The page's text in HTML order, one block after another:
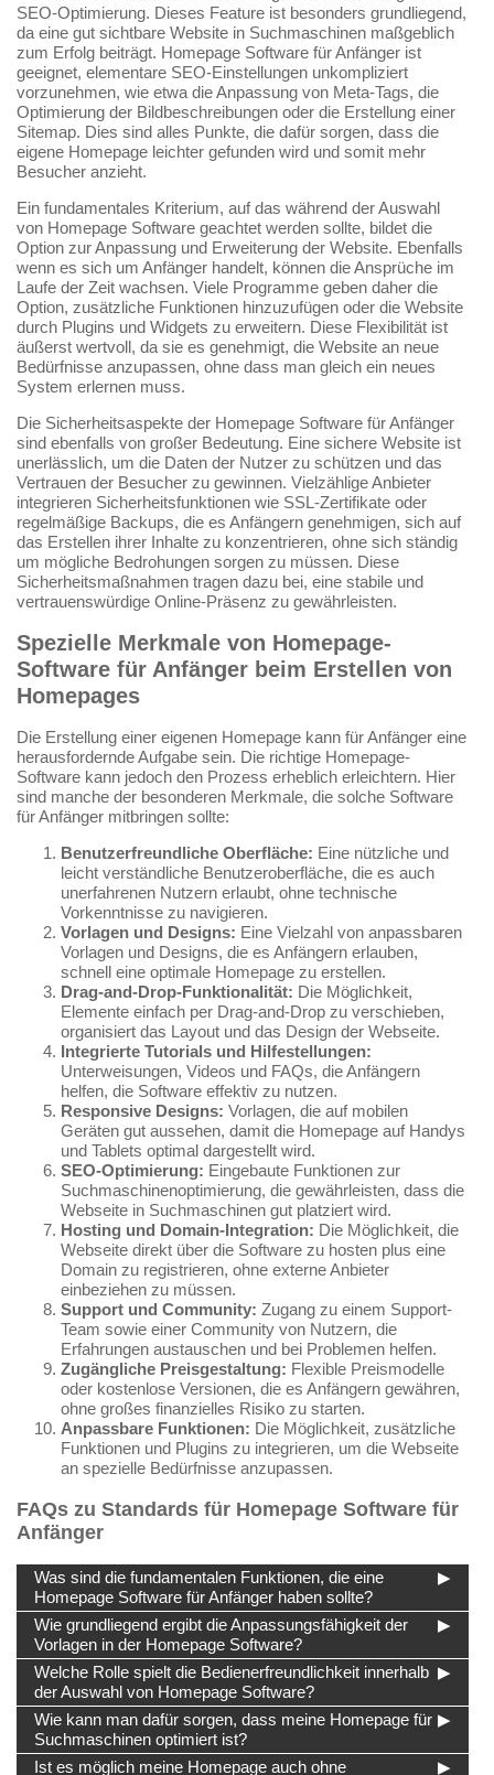
SEO-Optimierung. Dieses Feature ist besonders grundliegend,
da eine gut sichtbare Website in Suchmaschinen maßgeblich
zum Erfolg beiträgt. Homepage Software für Anfänger ist
geeignet, elementare SEO-Einstellungen unkompliziert
vorzunehmen, wie etwa die Anpassung von Meta-Tags, die
Optimierung der Bildbeschreibungen oder die Erstellung einer
Sitemap. Dies sind alles Punkte, die dafür sorgen, dass die
eigene Homepage leichter gefunden wird und somit mehr
Besucher anzieht.
Ein fundamentales Kriterium, auf das während der Auswahl
von Homepage Software geachtet werden sollte, bildet die
Option zur Anpassung und Erweiterung der Website. Ebenfalls
wenn es sich um Anfänger handelt, können die Ansprüche im
Laufe der Zeit wachsen. Viele Programme geben daher die
Option, zusätzliche Funktionen hinzuzufügen oder die Website
durch Plugins und Widgets zu erweitern. Diese Flexibilität ist
äußerst wertvoll, da sie es genehmigt, die Website an neue
Bedürfnisse anzupassen, ohne dass man gleich ein neues
System erlernen muss.
Die Sicherheitsaspekte der Homepage Software für Anfänger
sind ebenfalls von großer Bedeutung. Eine sichere Website ist
unerlässlich, um die Daten der Nutzer zu schützen und das
Vertrauen der Besucher zu gewinnen. Vielzählige Anbieter
integrieren Sicherheitsfunktionen wie SSL-Zertifikate oder
regelmäßige Backups, die es Anfängern genehmigen, sich auf
das Erstellen ihrer Inhalte zu konzentrieren, ohne sich ständig
um mögliche Bedrohungen sorgen zu müssen. Diese
Sicherheitsmaßnahmen tragen dazu bei, eine stabile und
vertrauenswürdige Online-Präsenz zu gewährleisten.
Spezielle Merkmale von Homepage-
Software für Anfänger beim Erstellen von
Homepages
Die Erstellung einer eigenen Homepage kann für Anfänger eine
herausfordernde Aufgabe sein. Die richtige Homepage-
Software kann jedoch den Prozess erheblich erleichtern. Hier
sind manche der besonderen Merkmale, die solche Software
für Anfänger mitbringen sollte:
Benutzerfreundliche Oberfläche: Eine nützliche und
leicht verständliche Benutzeroberfläche, die es auch
unerfahrenen Nutzern erlaubt, ohne technische
Vorkenntnisse zu navigieren.
Vorlagen und Designs: Eine Vielzahl von anpassbaren
Vorlagen und Designs, die es Anfängern erlauben,
schnell eine optimale Homepage zu erstellen.
Drag-and-Drop-Funktionalität: Die Möglichkeit,
Elemente einfach per Drag-and-Drop zu verschieben,
organisiert das Layout und das Design der Webseite.
Integrierte Tutorials und Hilfestellungen:
Unterweisungen, Videos und FAQs, die Anfängern
helfen, die Software effektiv zu nutzen.
Responsive Designs: Vorlagen, die auf mobilen
Geräten gut aussehen, damit die Homepage auf Handys
und Tablets optimal dargestellt wird.
SEO-Optimierung: Eingebaute Funktionen zur
Suchmaschinenoptimierung, die gewährleisten, dass die
Webseite in Suchmaschinen gut platziert wird.
Hosting und Domain-Integration: Die Möglichkeit, die
Webseite direkt über die Software zu hosten plus eine
Domain zu registrieren, ohne externe Anbieter
einbeziehen zu müssen.
Support und Community: Zugang zu einem Support-
Team sowie einer Community von Nutzern, die
Erfahrungen austauschen und bei Problemen helfen.
Zugängliche Preisgestaltung: Flexible Preismodelle
oder kostenlose Versionen, die es Anfängern gewähren,
ohne großes finanzielles Risiko zu starten.
Anpassbare Funktionen: Die Möglichkeit, zusätzliche
Funktionen und Plugins zu integrieren, um die Webseite
an spezielle Bedürfnisse anzupassen.
FAQs zu Standards für Homepage Software für
Anfänger
Was sind die fundamentalen Funktionen, die eine
Homepage Software für Anfänger haben sollte?
Wie grundliegend ergibt die Anpassungsfähigkeit der
Vorlagen in der Homepage Software?
Welche Rolle spielt die Bedienerfreundlichkeit innerhalb
der Auswahl von Homepage Software?
Wie kann man dafür sorgen, dass meine Homepage für
Suchmaschinen optimiert ist?
Ist es möglich meine Homepage auch ohne